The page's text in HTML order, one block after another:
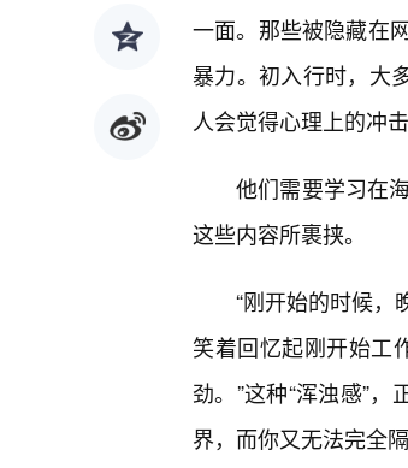
一面。那些被隐藏在
暴力。初入行时，大
人会觉得心理上的冲
他们需要学习在
这些内容所裹挟。
“刚开始的时候，
笑着回忆起刚开始工
劲。”这种“浑浊感”
界，而你又无法完全